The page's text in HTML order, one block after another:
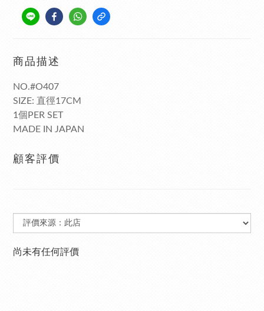
商品描述
NO.#O407
SIZE: 直徑17CM
1個PER SET
MADE IN JAPAN
顧客評價
尚未有任何評價